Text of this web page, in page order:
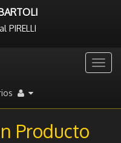
PIRELLI
Producto